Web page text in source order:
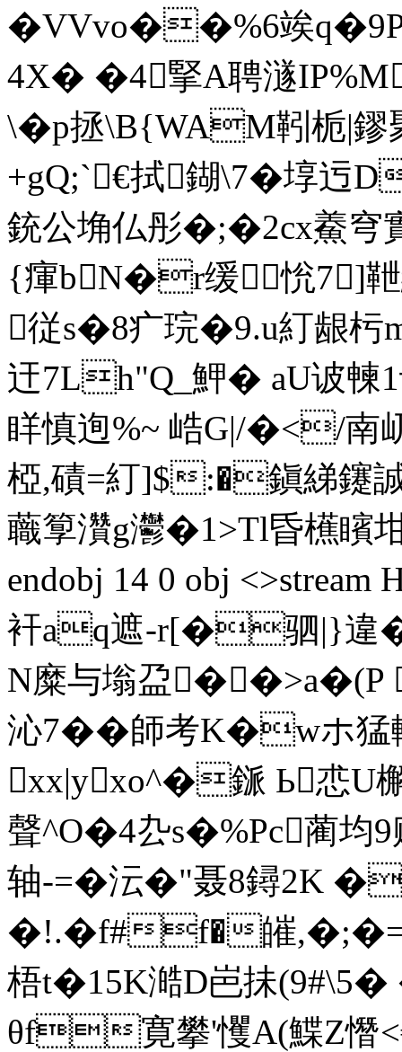
�VVvo��%6竢
4X� �4掔A聘澻
\�p拯\B{WAM靷栀|
+gQ;`€拭鍸\7� 埻
銃公埆仏彤�;�2cx鯗
{瘒bN�r缓恱7]
従s�8疒琓�9.u糽龈杇
迀7Lh"Q_魻� aU诐
眻慎迿%~ 峼G|/�</
椏,磧=糽]$:�鎭綈
蘵箰灒g灪�1>Tl昏櫵
endobj 14 0 obj
衦aq遮-r[�驷|}違
N糜与塕盁�
沁7��師考K�wホ
xx|yxo^�鎃 Ь怷
聲^O�4厹s�%Pc蔺
轴-=�沄�"聂8鐞2K
�!.�f#f�皠,
梧t�15K澔D岜抺
θf寛攀'戄A(鰈Z憯